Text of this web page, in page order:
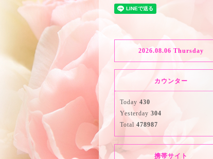
2026.08.06 Thursday
カウンター
Today 430
Yesterday 304
Total 478987
携帯サイト